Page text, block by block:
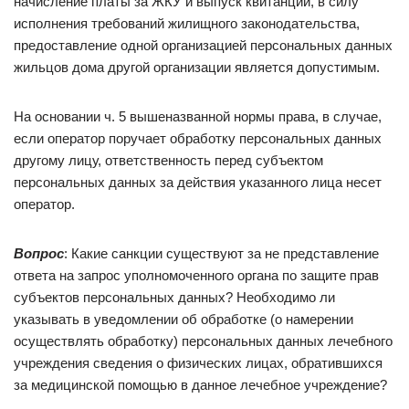
исполнения требований жилищного законодательства,
предоставление одной организацией персональных данных
жильцов дома другой организации является допустимым.
На основании ч. 5 вышеназванной нормы права, в случае,
если оператор поручает обработку персональных данных
другому лицу, ответственность перед субъектом
персональных данных за действия указанного лица несет
оператор.
Вопрос: Какие санкции существуют за не представление
ответа на запрос уполномоченного органа по защите прав
субъектов персональных данных? Необходимо ли
указывать в уведомлении об обработке (о намерении
осуществлять обработку) персональных данных лечебного
учреждения сведения о физических лицах, обратившихся
за медицинской помощью в данное лечебное учреждение?